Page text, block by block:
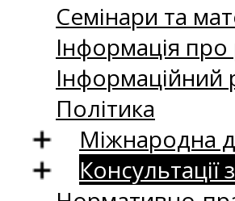
Семінари та
Інформація
Інформаційний
Політика
Міжнародна
Консультації